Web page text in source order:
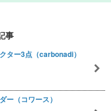
事
ター3点（carbonadi）
ー（コワース）